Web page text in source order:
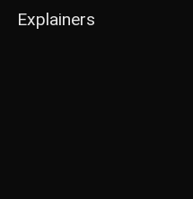
Explainers